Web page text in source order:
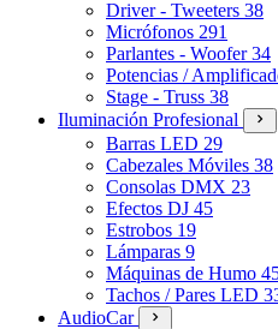
Driver - Tweeters 38
Micrófonos 291
Parlantes - Woofer34
Potencias /
Stage - Truss 38
Iluminación Profesional
Barras LED 29
Cabezales Móviles 38
Consolas DMX 23
Efectos DJ 45
Estrobos 19
Lámparas 9
Máquinas de Humo
Tachos / Pares LED
AudioCar